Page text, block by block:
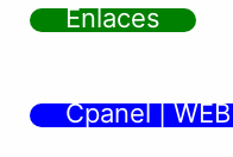
Enlaces
Cpanel | WEB